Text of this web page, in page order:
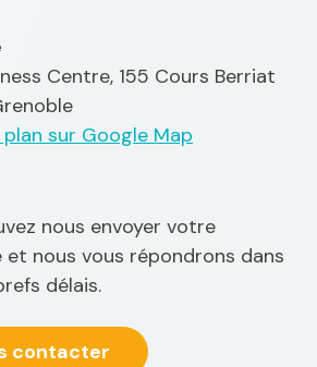
Centre, 155 Cours Berriat
sur Google Map
nous envoyer votre
et nous vous répondrons dans
délais.
contacter